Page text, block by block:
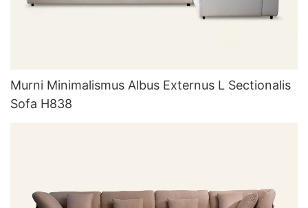
Murni Minimalismus Albus Externus L Sectionalis
Sofa H838